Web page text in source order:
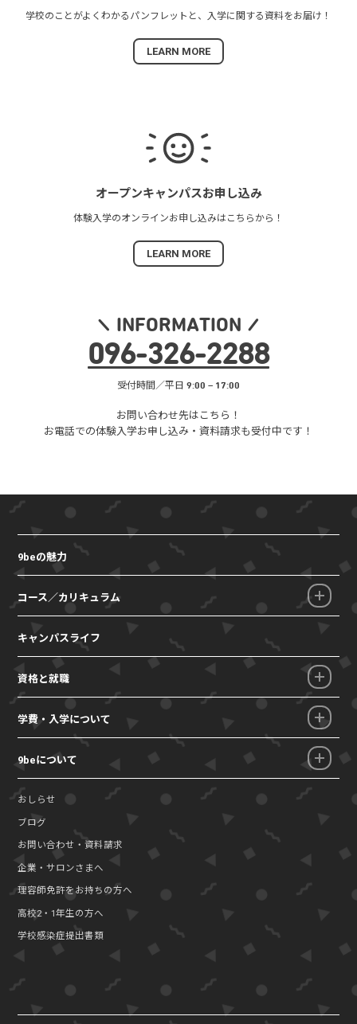
学校のことがよくわかる パンフレットと、 入学に関する資料をお届け！
LEARN MORE
オープンキャンパスお申し込み
体験入学のオンラインお申し込みは こちらから！
LEARN MORE
INFORMATION
096-326-2288
受付時間／平日 9:00 – 17:00
お問い合わせ先はこちら！
お電話での体験入学お申し込み・ 資料請求も受付中です！
9beの魅力
コース／カリキュラム
キャンパスライフ
資格と就職
学費・入学について
9beについて
おしらせ
ブログ
お問い合わせ・資料請求
企業・サロンさまへ
理容師免許をお持ちの方へ
高校2・1年生の方へ
学校感染症提出書類